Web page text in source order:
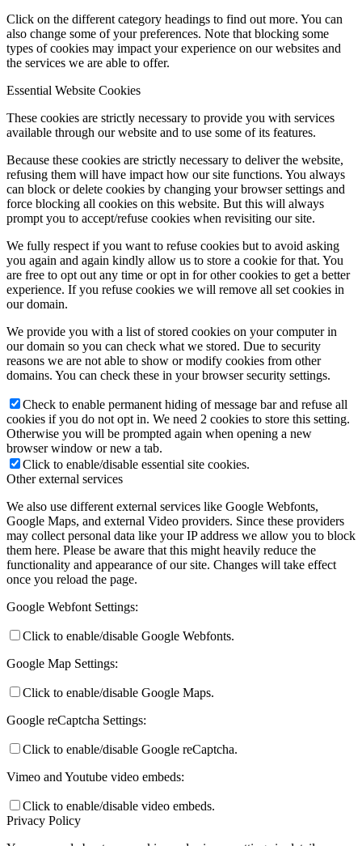
Click on the different category headings to find out more. You can
also change some of your preferences. Note that blocking some
types of cookies may impact your experience on our websites and
the services we are able to offer.
Essential Website Cookies
These cookies are strictly necessary to provide you with services
available through our website and to use some of its features.
Because these cookies are strictly necessary to deliver the website,
refusing them will have impact how our site functions. You always
can block or delete cookies by changing your browser settings and
force blocking all cookies on this website. But this will always
prompt you to accept/refuse cookies when revisiting our site.
We fully respect if you want to refuse cookies but to avoid asking
you again and again kindly allow us to store a cookie for that. You
are free to opt out any time or opt in for other cookies to get a better
experience. If you refuse cookies we will remove all set cookies in
our domain.
We provide you with a list of stored cookies on your computer in
our domain so you can check what we stored. Due to security
reasons we are not able to show or modify cookies from other
domains. You can check these in your browser security settings.
Check to enable permanent hiding of message bar and refuse all
cookies if you do not opt in. We need 2 cookies to store this setting.
Otherwise you will be prompted again when opening a new
browser window or new a tab.
Click to enable/disable essential site cookies.
Other external services
We also use different external services like Google Webfonts,
Google Maps, and external Video providers. Since these providers
may collect personal data like your IP address we allow you to block
them here. Please be aware that this might heavily reduce the
functionality and appearance of our site. Changes will take effect
once you reload the page.
Google Webfont Settings:
Click to enable/disable Google Webfonts.
Google Map Settings:
Click to enable/disable Google Maps.
Google reCaptcha Settings:
Click to enable/disable Google reCaptcha.
Vimeo and Youtube video embeds:
Click to enable/disable video embeds.
Privacy Policy